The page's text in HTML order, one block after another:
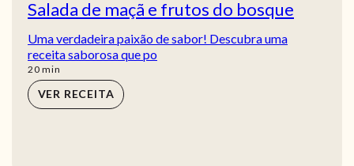
Salada de maçã e frutos do bosque
Uma verdadeira paixão de sabor! Descubra uma
receita saborosa que po
20min
min
VER RECEITA